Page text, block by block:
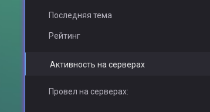
Последняя тема
Рейтинг
Активность на серверах
Провел на серверах: